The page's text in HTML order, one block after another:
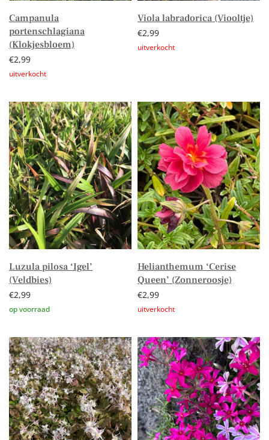
Campanula
portenschlagiana
(Klokjesbloem)
€2,99
Viola labradorica (Viooltje)
€2,99
Luzula pilosa ‘Igel’
(Veldbies)
€2,99
Helianthemum ‘Cerise
Queen’ (Zonneroosje)
€2,99